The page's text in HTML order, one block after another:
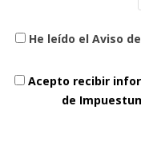
He leído el Aviso
Acepto recibir
de